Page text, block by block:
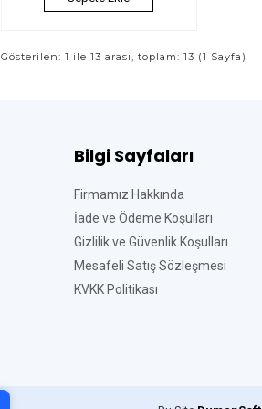
Gösterilen: 1 ile 13 arası, toplam: 13 (1 Sayfa)
Bilgi Sayfaları
Firmamız Hakkında
İade ve Ödeme Koşulları
Gizlilik ve Güvenlik Koşulları
Mesafeli Satış Sözleşmesi
KVKK Politikası